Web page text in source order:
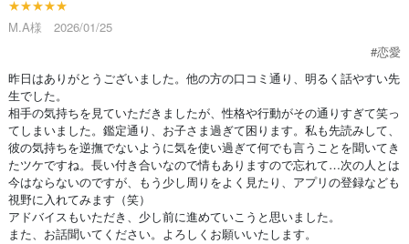
★★★★★
M.A様 2026/01/25
#恋愛
昨日はありがとうございました。他の方の口コミ通り、明るく話やすい先
生でした。
相手の気持ちを見ていただきましたが、性格や行動がその通りすぎて笑っ
てしまいました。鑑定通り、お子さま過ぎて困ります。私も先読みして、
彼の気持ちを逆撫でないように気を使い過ぎて何でも言うことを聞いてき
たツケですね。長い付き合いなので情もありますので忘れて…次の人とは
今はならないのですが、もう少し周りをよく見たり、アプリの登録なども
視野に入れてみます（笑）
アドバイスもいただき、少し前に進めていこうと思いました。
また、お話聞いてください。よろしくお願いいたします。